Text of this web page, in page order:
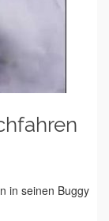
in seinen Buggy